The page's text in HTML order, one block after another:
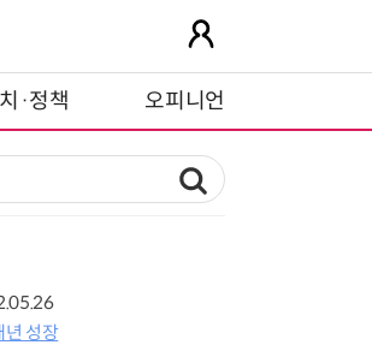
·정책 오피니언
년 성장